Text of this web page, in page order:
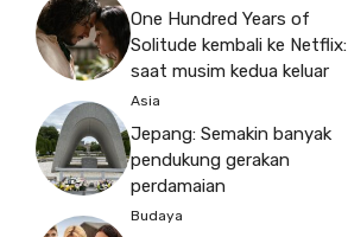
One Hundred Years of
Solitude kembali ke Netflix:
saat musim kedua keluar
Asia
Jepang: Semakin banyak
pendukung gerakan
perdamaian
Budaya